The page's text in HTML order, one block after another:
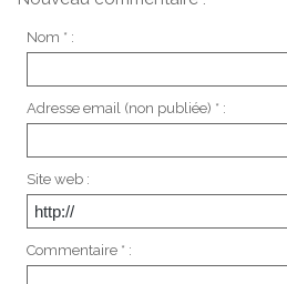
Nom * :
Adresse email (non publiée) * :
Site web :
Commentaire * :